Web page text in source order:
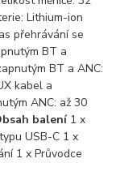
Lithium-ion
přehrávání se
BT a
BT a ANC:
kabel a
ANC: až 30
balení1 x
USB-C 1 x
1 x Průvodce